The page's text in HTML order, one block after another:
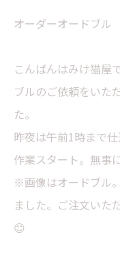
オーダーオードブル
こんばんはみけ猫屋
ブルのご依頼をいた
た。
昨夜は午前1時まで
作業スタート。無事
※画像はオードブル
ました。ご注文いた
😊